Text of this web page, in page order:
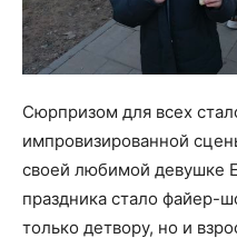
Сюрпризом для всех
импровизированной
своей любимой девушке
праздника стало файер-
только детвору, но и